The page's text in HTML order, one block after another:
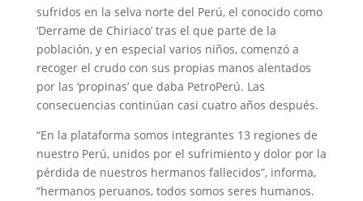
sufridos en la selva norte del Perú, el conocido como
‘Derrame de Chiriaco’ tras el que parte de la
población, y en especial varios niños, comenzó a
recoger el crudo con sus propias manos alentados
por las ‘propinas’ que daba PetroPerú. Las
consecuencias continúan casi cuatro años después.
“En la plataforma somos integrantes 13 regiones de
nuestro Perú, unidos por el sufrimiento y dolor por la
pérdida de nuestros hermanos fallecidos”, informa,
“hermanos peruanos, todos somos seres humanos.